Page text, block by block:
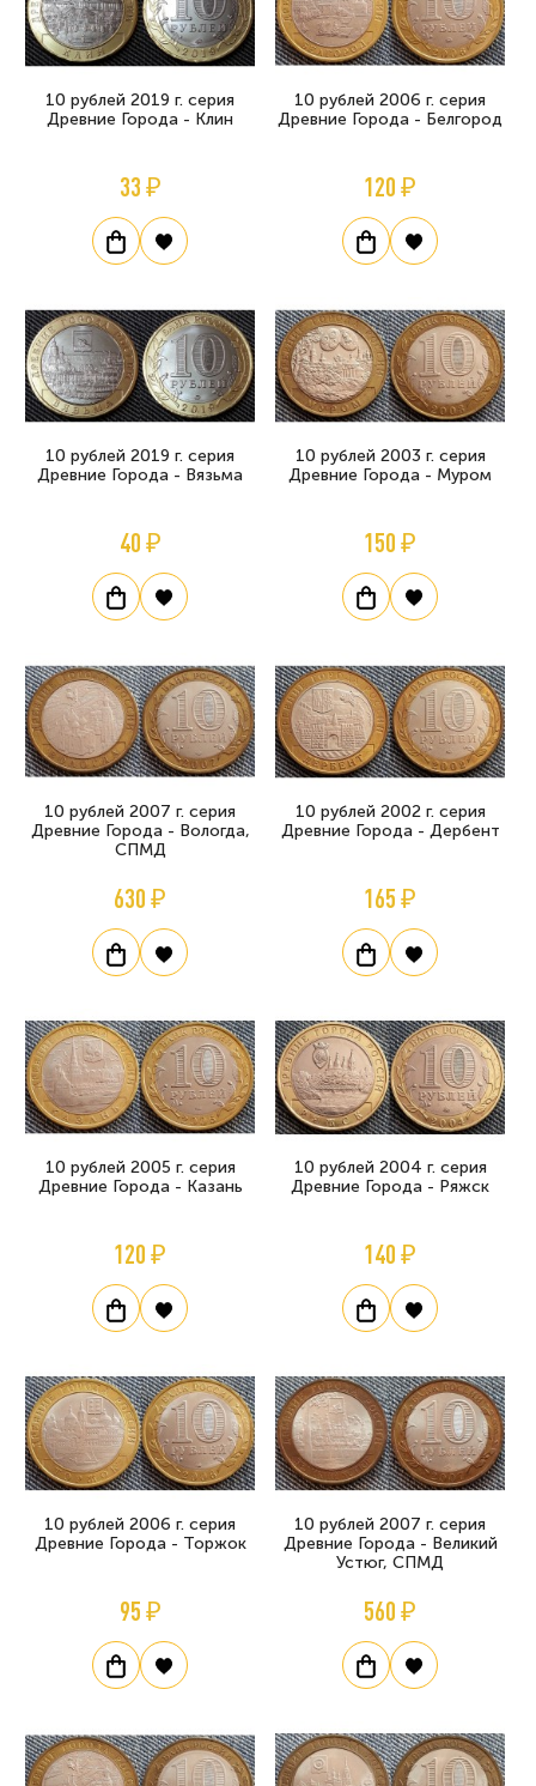
10 рублей 2019 г. серия
Древние Города - Клин
33 ₽
10 рублей 2006 г. серия
Древние Города - Белгород
120 ₽
10 рублей 2019 г. серия
Древние Города - Вязьма
40 ₽
10 рублей 2003 г. серия
Древние Города - Муром
150 ₽
10 рублей 2007 г. серия
Древние Города - Вологда,
СПМД
630 ₽
10 рублей 2002 г. серия
Древние Города - Дербент
165 ₽
10 рублей 2005 г. серия
Древние Города - Казань
120 ₽
10 рублей 2004 г. серия
Древние Города - Ряжск
140 ₽
10 рублей 2006 г. серия
Древние Города - Торжок
95 ₽
10 рублей 2007 г. серия
Древние Города - Великий
Устюг, СПМД
560 ₽